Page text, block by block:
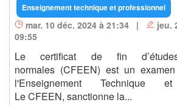
Enseignement technique et professionnel
mar. 10 déc. 2024 à 21:34 |
jeu.
09:55
Le certificat de fin
normales (CFEEN) est un
l'Enseignement Technique et
Le CFEEN, sanctionne la...